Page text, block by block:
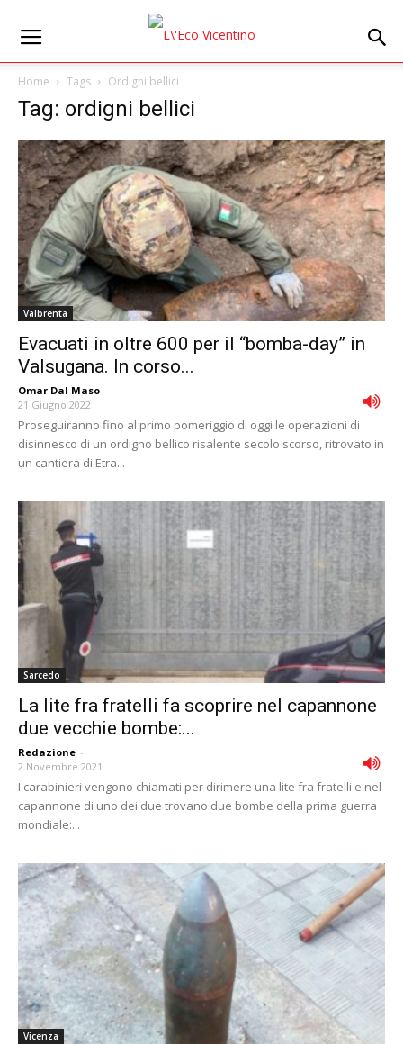
Home Tags Ordigni bellici
Tag: ordigni bellici
Valbrenta
Evacuati in oltre 600 per il “bomba-day” in
Valsugana. In corso...
Omar Dal Maso -
21 Giugno 2022
Proseguiranno fino al primo pomeriggio di oggi le operazioni di
disinnesco di un ordigno bellico risalente secolo scorso, ritrovato in
un cantiera di Etra...
Sarcedo
La lite fra fratelli fa scoprire nel capannone
due vecchie bombe:...
Redazione -
2 Novembre 2021
I carabinieri vengono chiamati per dirimere una lite fra fratelli e nel
capannone di uno dei due trovano due bombe della prima guerra
mondiale:...
Vicenza